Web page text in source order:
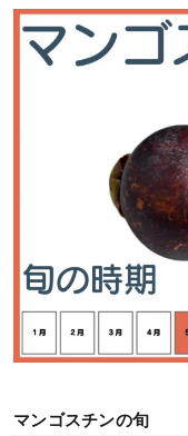
マンゴスチンの旬